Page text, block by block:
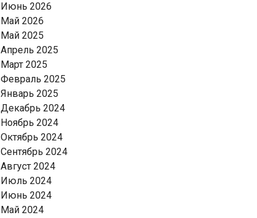
Июнь 2026
Май 2026
Май 2025
Апрель 2025
Март 2025
Февраль 2025
Январь 2025
Декабрь 2024
Ноябрь 2024
Октябрь 2024
Сентябрь 2024
Август 2024
Июль 2024
Июнь 2024
Май 2024